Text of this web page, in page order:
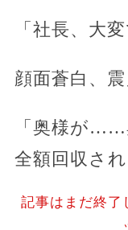
「社長、大
顔面蒼白、
「奥様が……
全額回収され
記事はまだ終了